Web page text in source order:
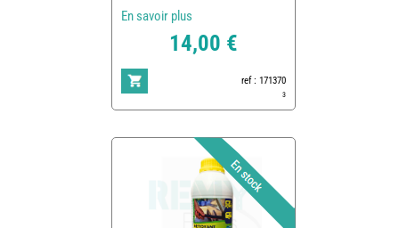
En savoir plus
14,00 €
ref : 171370
3